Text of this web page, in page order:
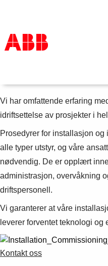
Produkter og systemer
Om oss
Where to buy
Contact us
Karriere
Installasjon
Vi har omfattende erfaring
idriftsettelse av prosjekter i
Prosedyrer for installasjon
alle typer utstyr, og våre
nødvendig. De er opplært
administrasjon, overvåkning
driftspersonell.
Vi garanterer at våre
leverer forventet teknologi og
Kontakt oss